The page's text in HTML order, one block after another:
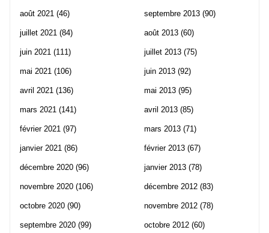
août 2021 (46)
juillet 2021 (84)
juin 2021 (111)
mai 2021 (106)
avril 2021 (136)
mars 2021 (141)
février 2021 (97)
janvier 2021 (86)
décembre 2020 (96)
novembre 2020 (106)
octobre 2020 (90)
septembre 2020 (99)
septembre 2013 (90)
août 2013 (60)
juillet 2013 (75)
juin 2013 (92)
mai 2013 (95)
avril 2013 (85)
mars 2013 (71)
février 2013 (67)
janvier 2013 (78)
décembre 2012 (83)
novembre 2012 (78)
octobre 2012 (60)